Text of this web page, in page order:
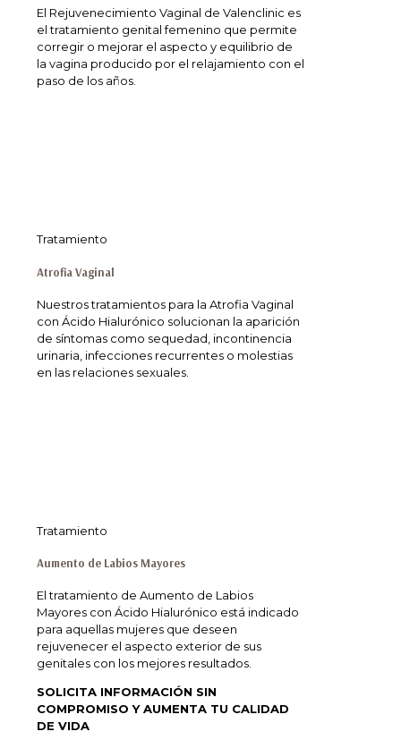
El Rejuvenecimiento Vaginal de Valenclinic es
el tratamiento genital femenino que permite
corregir o mejorar el aspecto y equilibrio de
la vagina producido por el relajamiento con el
paso de los años.
Tratamiento
Atrofia Vaginal
Nuestros tratamientos para la Atrofia Vaginal
con Ácido Hialurónico solucionan la aparición
de síntomas como sequedad, incontinencia
urinaria, infecciones recurrentes o molestias
en las relaciones sexuales.
Tratamiento
Aumento de Labios Mayores
El tratamiento de Aumento de Labios
Mayores con Ácido Hialurónico está indicado
para aquellas mujeres que deseen
rejuvenecer el aspecto exterior de sus
genitales con los mejores resultados.
SOLICITA INFORMACIÓN SIN
COMPROMISO Y AUMENTA TU CALIDAD
DE VIDA